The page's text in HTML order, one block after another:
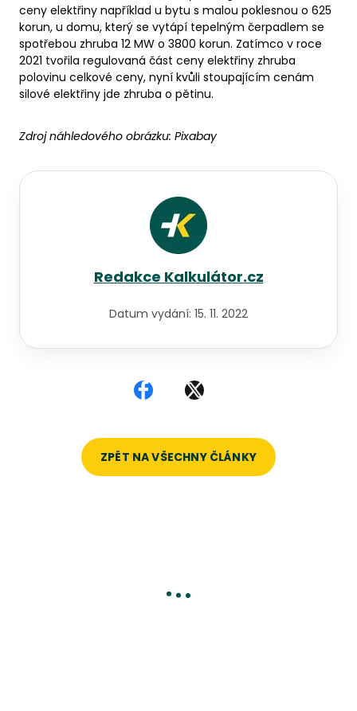
ceny elektřiny například u bytu s malou poklesnou o 625
korun, u domu, který se vytápí tepelným čerpadlem se
spotřebou zhruba 12 MW o 3800 korun. Zatímco v roce
2021 tvořila regulovaná část ceny elektřiny zhruba
polovinu celkové ceny, nyní kvůli stoupajícím cenám
silové elektřiny jde zhruba o pětinu.
Zdroj náhledového obrázku: Pixabay
Redakce Kalkulátor.cz
Datum vydání: 15. 11. 2022
Sdílet na Facebooku
Sdílet na X
ZPĚT NA VŠECHNY ČLÁNKY